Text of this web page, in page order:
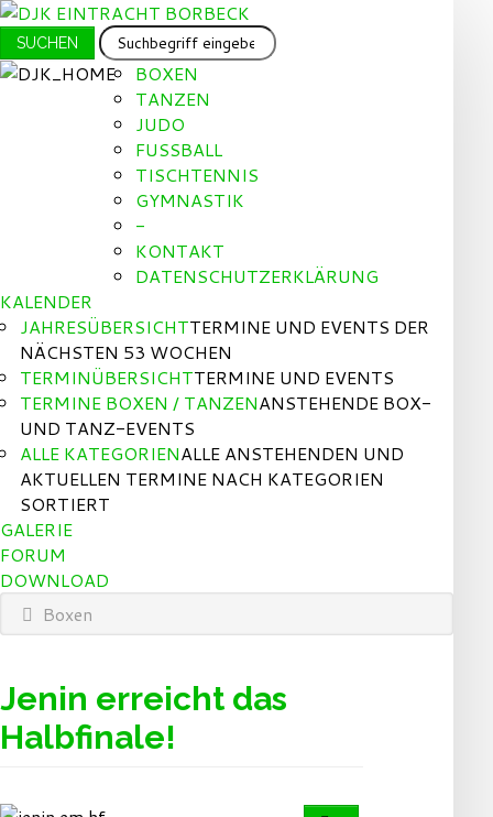
SUCHEN
SUCHEN
...
BOXEN
TANZEN
JUDO
FUSSBALL
TISCHTENNIS
GYMNASTIK
-
KONTAKT
DATENSCHUTZERKLÄRUNG
KALENDER
JAHRESÜBERSICHTTERMINE UND EVENTS DER
NÄCHSTEN 53 WOCHEN
TERMINÜBERSICHTTERMINE UND EVENTS
TERMINE BOXEN / TANZENANSTEHENDE BOX-
UND TANZ-EVENTS
ALLE KATEGORIENALLE ANSTEHENDEN UND
AKTUELLEN TERMINE NACH KATEGORIEN
SORTIERT
GALERIE
FORUM
DOWNLOAD
Boxen
Jenin erreicht das
Halbfinale!